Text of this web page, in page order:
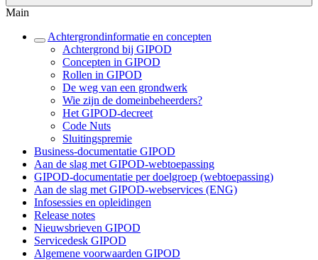
Main
Achtergrondinformatie en concepten
Achtergrond bij GIPOD
Concepten in GIPOD
Rollen in GIPOD
De weg van een grondwerk
Wie zijn de domeinbeheerders?
Het GIPOD-decreet
Code Nuts
Sluitingspremie
Business-documentatie GIPOD
Aan de slag met GIPOD-webtoepassing
GIPOD-documentatie per doelgroep (webtoepassing)
Aan de slag met GIPOD-webservices (ENG)
Infosessies en opleidingen
Release notes
Nieuwsbrieven GIPOD
Servicedesk GIPOD
Algemene voorwaarden GIPOD